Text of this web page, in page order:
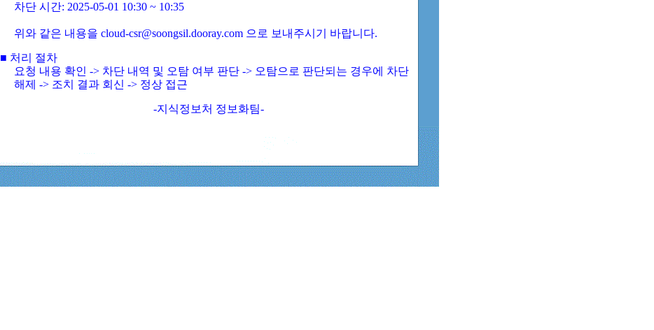
차단 시간: 2025-05-01 10:30 ~ 10:35
위와 같은 내용을 cloud-csr@soongsil.dooray.com 으로 보내주시기 바랍니다.
■ 처리 절차
요청 내용 확인 -> 차단 내역 및 오탐 여부 판단 -> 오탐으로 판단되는 경우에 차단
해제 -> 조치 결과 회신 -> 정상 접근
-지식정보처 정보화팀-